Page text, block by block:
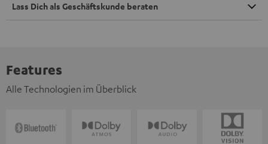
Lass Dich als Geschäftskunde beraten
Features
Alle Technologien im Überblick